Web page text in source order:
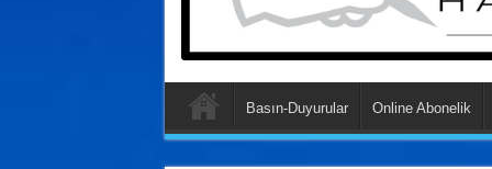
Basın-Duyurular Online Abonelik